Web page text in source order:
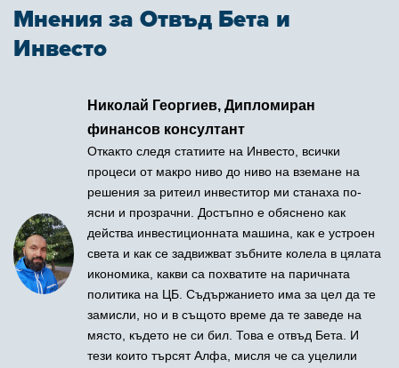
Мнения за Отвъд Бета и
Инвесто
Христо Стоянов, създател на lifehack.bg
и masterhack.bg
Като човек, чийто бизнес е създаден, за да отсява
най-добрата информация за своите читатели,
веднага мога да оценя огромната полза, която
дава "Отвъд βета" на своите абонати. Познавайки
отблизо съдържанието, което създава Михаил,
без колебания мога да ви уверя, че тук ще
намерите парченца прозрения от злато, фино
пресяти от безполезния информационен пясък.